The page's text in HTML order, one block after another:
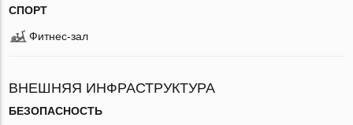
СПОРТ
Фитнес-зал
ВНЕШНЯЯ ИНФРАСТРУКТУРА
БЕЗОПАСНОСТЬ